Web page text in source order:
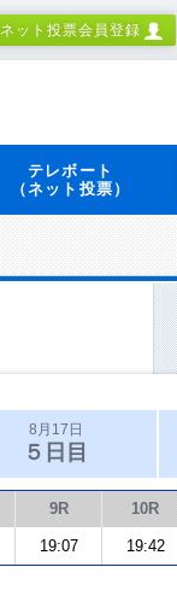
ネット投票会員登録
テレボート
（ネット投票）
8月17日
５日目
9R 10R
19:07 19:42